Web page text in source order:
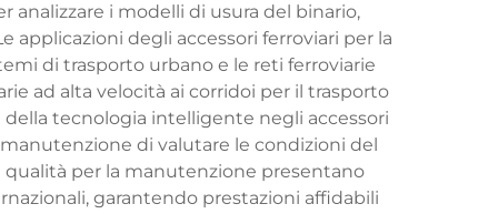
i modelli di usura del binario,
applicazioni degli accessori ferroviari per la
di trasporto urbano e le reti ferroviarie
ad alta velocità ai corridoi per il trasporto
della tecnologia intelligente negli accessori
di valutare le condizioni del
qualità per la manutenzione presentano
garantendo prestazioni affidabili